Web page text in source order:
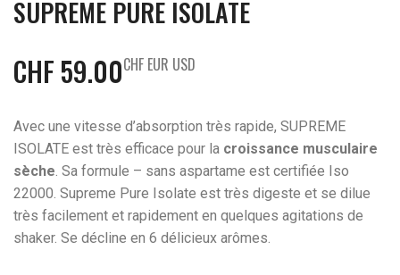
SUPREME PURE ISOLATE
CHF 59.00CHF EUR USD
Avec une vitesse d’absorption très rapide, SUPREME
ISOLATE est très efficace pour la croissance musculaire
sèche. Sa formule – sans aspartame est certifiée Iso
22000. Supreme Pure Isolate est très digeste et se dilue
très facilement et rapidement en quelques agitations de
shaker. Se décline en 6 délicieux arômes.